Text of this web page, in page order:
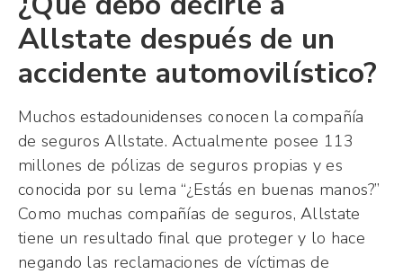
Allstate después de un
accidente automovilístico?
Muchos estadounidenses conocen la compañía
de seguros Allstate. Actualmente posee 113
millones de pólizas de seguros propias y es
conocida por su lema “¿Estás en buenas manos?”
Como muchas compañías de seguros, Allstate
tiene un resultado final que proteger y lo hace
negando las reclamaciones de víctimas de